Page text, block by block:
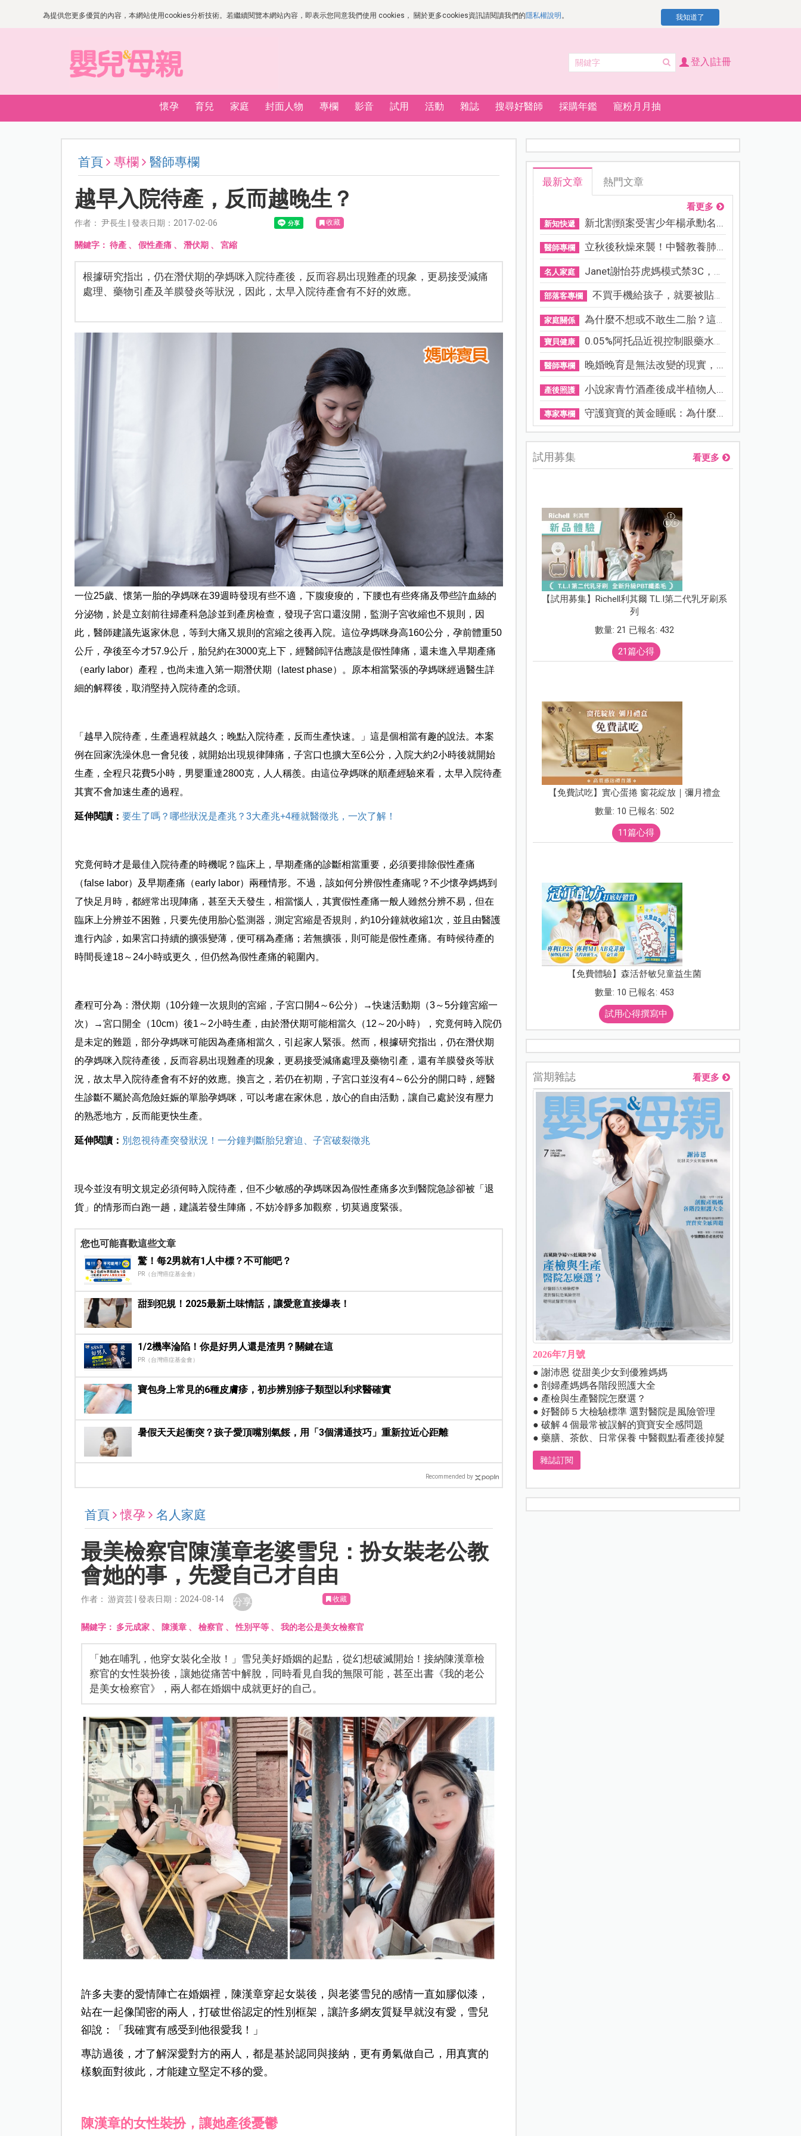
為提供您更多優質的內容，本網站使用cookies分析技術。若繼續閱覽本網站內容，即表示您同意我們使用 cookies， 關於更多cookies資訊請閱讀我們的隱私權說明 。 我知道了
登入|註冊
懷孕 育兒 家庭 封面人物 專欄 影音 試用 活動 雜誌 搜尋好醫師 採購年鑑 寵粉月月抽
首頁 專欄 醫師專欄
越早入院待產，反而越晚生？
作者： 尹長生 | 發表日期：2017-02-06 收藏
關鍵字： 待產、 假性產痛、 潛伏期 、 宮縮
根據研究指出，仍在潛伏期的孕媽咪入院待產後，反而容易出現難產的現象，更易接受減痛
處理、藥物引產及羊膜發炎等狀況，因此，太早入院待產會有不好的效應。
一位25歲、懷第一胎的孕媽咪在39週時發現有些不適，下腹痠痠的，下腰也有些疼痛及帶些許血絲的
分泌物，於是立刻前往婦產科急診並到產房檢查，發現子宮口還沒開，監測子宮收縮也不規則，因
此，醫師建議先返家休息，等到大痛又規則的宮縮之後再入院。這位孕媽咪身高160公分，孕前體重50
公斤，孕後至今才57.9公斤，胎兒約在3000克上下，經醫師評估應該是假性陣痛，還未進入早期產痛
（early labor）產程，也尚未進入第一期潛伏期（latest phase）。原本相當緊張的孕媽咪經過醫生詳
細的解釋後，取消堅持入院待產的念頭。
「越早入院待產，生產過程就越久；晚點入院待產，反而生產快速。」這是個相當有趣的說法。本案
例在回家洗澡休息一會兒後，就開始出現規律陣痛，子宮口也擴大至6公分，入院大約2小時後就開始
生產，全程只花費5小時，男嬰重達2800克，人人稱羨。由這位孕媽咪的順產經驗來看，太早入院待產
其實不會加速生產的過程。
延伸閱讀： 要生了嗎？哪些狀況是產兆？3大產兆+4種就醫徵兆，一次了解！
究竟何時才是最佳入院待產的時機呢？臨床上，早期產痛的診斷相當重要，必須要排除假性產痛
（false labor）及早期產痛（early labor）兩種情形。不過，該如何分辨假性產痛呢？不少懷孕媽媽到
了快足月時，都經常出現陣痛，甚至天天發生，相當惱人，其實假性產痛一般人雖然分辨不易，但在
臨床上分辨並不困難，只要先使用胎心監測器，測定宮縮是否規則，約10分鐘就收縮1次，並且由醫護
進行內診，如果宮口持續的擴張變薄，便可稱為產痛；若無擴張，則可能是假性產痛。有時候待產的
時間長達18～24小時或更久，但仍然為假性產痛的範圍內。
產程可分為：潛伏期（10分鐘一次規則的宮縮，子宮口開4～6公分）→快速活動期（3～5分鐘宮縮一
次）→宮口開全（10cm）後1～2小時生產，由於潛伏期可能相當久（12～20小時），究竟何時入院仍
是未定的難題，部分孕媽咪可能因為產痛相當久，引起家人緊張。然而，根據研究指出，仍在潛伏期
的孕媽咪入院待產後，反而容易出現難產的現象，更易接受減痛處理及藥物引產，還有羊膜發炎等狀
況，故太早入院待產會有不好的效應。換言之，若仍在初期，子宮口並沒有4～6公分的開口時，經醫
生診斷不屬於高危險妊娠的單胎孕媽咪，可以考慮在家休息，放心的自由活動，讓自己處於沒有壓力
的熟悉地方，反而能更快生產。
延伸閱讀： 別忽視待產突發狀況！一分鐘判斷胎兒窘迫、子宮破裂徵兆
現今並沒有明文規定必須何時入院待產，但不少敏感的孕媽咪因為假性產痛多次到醫院急診卻被「退
貨」的情形而白跑一趟，建議若發生陣痛，不妨冷靜多加觀察，切莫過度緊張。
您也可能喜歡這些文章
驚！每2男就有1人中標？不可能吧？
PR（台灣癌症基金會）
甜到犯規！2025最新土味情話，讓愛意直接爆表！
1/2機率淪陷！你是好男人還是渣男？關鍵在這
PR（台灣癌症基金會）
寶包身上常見的6種皮膚疹，初步辨別疹子類型以利求醫確實
暑假天天起衝突？孩子愛頂嘴別氣餒，用「3個溝通技巧」重新拉近心距離
Recommended by
首頁 懷孕 名人家庭
最美檢察官陳漢章老婆雪兒：扮女裝老公教
會她的事，先愛自己才自由
作者： 游資芸 | 發表日期：2024-08-14 分享 收藏
關鍵字： 多元成家 、 陳漢章 、檢察官 、性別平等 、我的老公是美女檢察官
「她在哺乳，他穿女裝化全妝！」雪兒美好婚姻的起點，從幻想破滅開始！接納陳漢章檢
察官的女性裝扮後，讓她從痛苦中解脫，同時看見自我的無限可能，甚至出書《我的老公
是美女檢察官》，兩人都在婚姻中成就更好的自己。
許多夫妻的愛情陣亡在婚姻裡，陳漢章穿起女裝後，與老婆雪兒的感情一直如膠似漆，
站在一起像閨密的兩人，打破世俗認定的性別框架，讓許多網友質疑早就沒有愛，雪兒
卻說：「我確實有感受到他很愛我！」
專訪過後，才了解深愛對方的兩人，都是基於認同與接納，更有勇氣做自己，用真實的
樣貌面對彼此，才能建立堅定不移的愛。
陳漢章的女性裝扮，讓她產後憂鬱
最新文章 熱門文章
看更多
新知快遞 新北割頸案受害少年楊承勳名...
醫師專欄 立秋後秋燥來襲！中醫教養肺...
名人家庭 Janet謝怡芬虎媽模式禁3C，看...
部落客專欄 不買手機給孩子，就要被貼「...
家庭關係 為什麼不想或不敢生二胎？這8...
寶貝健康 0.05%阿托品近視控制眼藥水納...
醫師專欄 晚婚晚育是無法改變的現實，...
產後照護 小說家青竹酒產後成半植物人...
專家專欄 守護寶寶的黃金睡眠：為什麼...
試用募集 看更多
【試用募集】Richell利其爾 T.L.I第二代乳牙刷系
列
數量: 21 已報名: 432
21篇心得
【免費試吃】實心蛋捲 窗花綻放｜彌月禮盒
數量: 10 已報名: 502
11篇心得
【免費體驗】森活舒敏兒童益生菌
數量: 10 已報名: 453
試用心得撰寫中
當期雜誌 看更多
2026年7月號
● 謝沛恩 從甜美少女到優雅媽媽
● 剖婦產媽媽各階段照護大全
● 產檢與生產醫院怎麼選？
● 好醫師５大檢驗標準 選對醫院是風險管理
● 破解４個最常被誤解的寶寶安全感問題
● 藥膳、茶飲、日常保養 中醫觀點看產後掉髮
雜誌訂閱